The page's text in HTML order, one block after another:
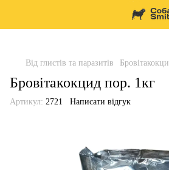
Від глистів та паразитів
Бровітакокцид пор. 1кг
Артикул: 2721 Написати відгук